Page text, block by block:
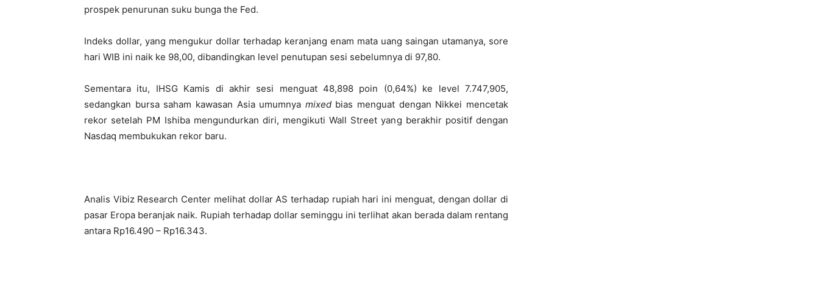
prospek penurunan suku bunga the Fed.
Indeks dollar, yang mengukur dollar terhadap keranjang enam mata uang saingan utamanya, sore
hari WIB ini naik ke 98,00, dibandingkan level penutupan sesi sebelumnya di 97,80.
Sementara itu, IHSG Kamis di akhir sesi menguat 48,898 poin (0,64%) ke level 7.747,905,
sedangkan bursa saham kawasan Asia umumnya mixedbias menguat dengan Nikkei mencetak
rekor setelah PM Ishiba mengundurkan diri, mengikuti Wall Street yang berakhir positif dengan
Nasdaq membukukan rekor baru.
Analis Vibiz Research Center melihat dollar AS terhadap rupiah hari ini menguat, dengan dollar di
pasar Eropa beranjak naik. Rupiah terhadap dollar seminggu ini terlihat akan berada dalam rentang
antara Rp16.490 – Rp16.343.